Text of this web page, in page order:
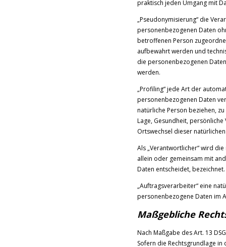
praktisch jeden Umgang mit
„Pseudonymisierung“ die
personenbezogenen Daten
betroffenen Person
aufbewahrt werden und
die personenbezogenen
werden.
„Profiling“ jede Art der
personenbezogenen Daten
natürliche Person beziehen,
Lage, Gesundheit,
Ortswechsel dieser
Als „Verantwortlicher“ wird
allein oder gemeinsam mit
Daten entscheidet, bezeichnet.
„Auftragsverarbeiter“ eine
personenbezogene Daten im
Maßgebliche
Nach Maßgabe des Art. 13
Sofern die Rechtsgrundlage